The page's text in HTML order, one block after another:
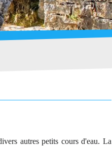
autres petits cours d'eau. La